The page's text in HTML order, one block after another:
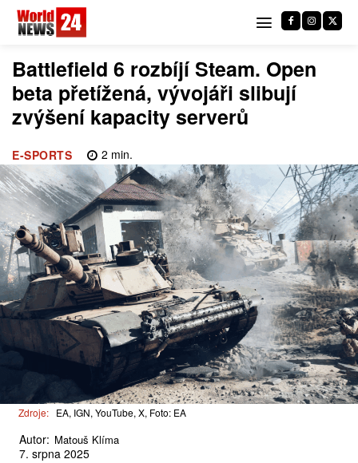
Battlefield 6 rozbíjí Steam. Open
beta přetížená, vývojáři slibují
zvýšení kapacity serverů
E-SPORTS 2 min.
Zdroje: EA, IGN, YouTube, X, Foto: EA
Autor: Matouš Klíma
7. srpna 2025